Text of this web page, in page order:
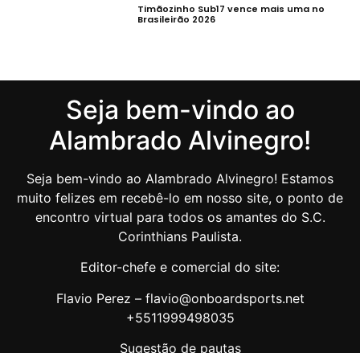
Timãozinho Sub17 vence mais uma no
Brasileirão 2026
Seja bem-vindo ao
Alambrado Alvinegro!
Seja bem-vindo ao Alambrado Alvinegro! Estamos
muito felizes em recebê-lo em nosso site, o ponto de
encontro virtual para todos os amantes do S.C.
Corinthians Paulista.
Editor-chefe e comercial do site:
Flavio Perez – flavio@onboardsports.net
+5511999498035
Sugestão de pautas